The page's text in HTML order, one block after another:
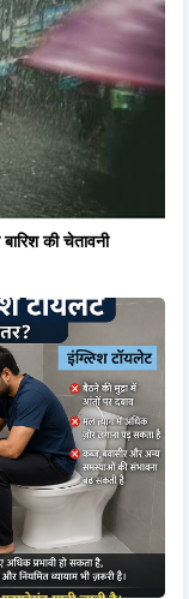
की चेतावनी